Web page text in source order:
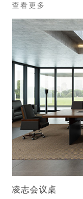
查看更多
凌志会议桌